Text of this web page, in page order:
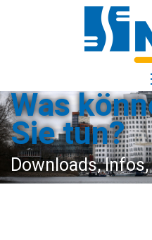
Was
Sie tun?
Down­loads,